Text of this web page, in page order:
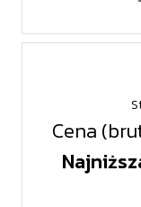
Cena